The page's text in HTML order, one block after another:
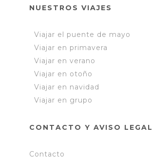
NUESTROS VIAJES
Viajar el puente de mayo
Viajar en primavera
Viajar en verano
Viajar en otoño
Viajar en navidad
Viajar en grupo
CONTACTO Y AVISO LEGAL
Contacto